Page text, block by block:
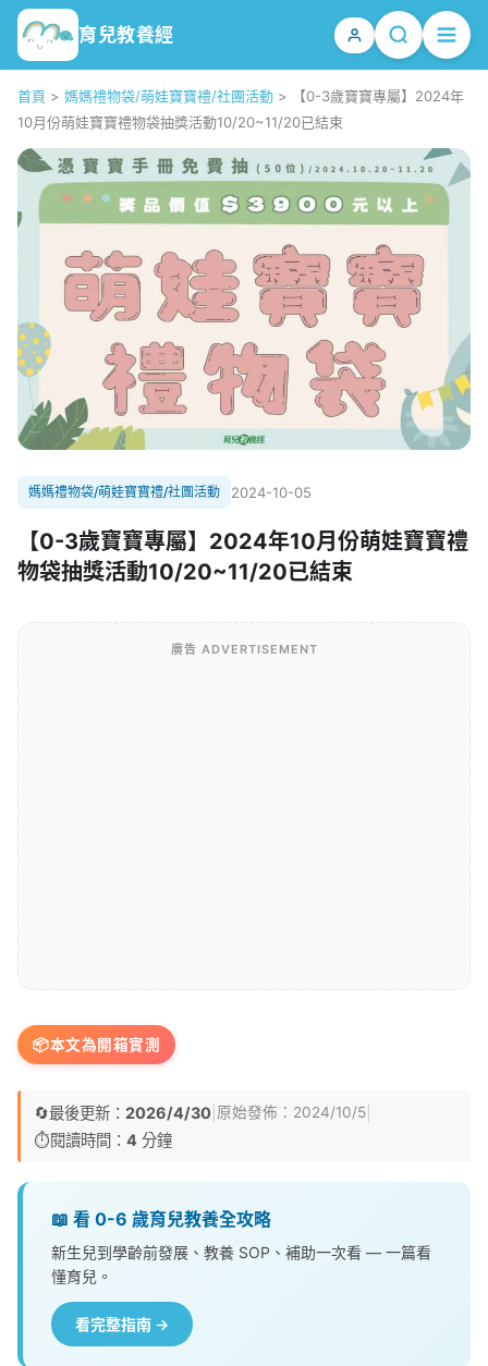
育兒教養經
首頁 > 媽媽禮物袋/萌娃寶寶禮/社團活動 >
【0-3歲寶寶專屬】2024年
10月份萌娃寶寶禮物袋抽獎活動10/20~11/20已結束
媽媽禮物袋/萌娃寶寶禮/社團活動 2024-10-05
【0-3歲寶寶專屬】2024年10月份萌娃寶寶禮
物袋抽獎活動10/20~11/20已結束
廣告 ADVERTISEMENT
📦本文為開箱實測
🔄最後更新： 2026/4/30 原始發佈： 2024/10/5
⏱️閱讀時間： 4 分鐘
📖 看 0-6 歲育兒教養全攻略
新生兒到學齡前發展、教養 SOP、補助一次看 — 一篇看
懂育兒。
看完整指南 →